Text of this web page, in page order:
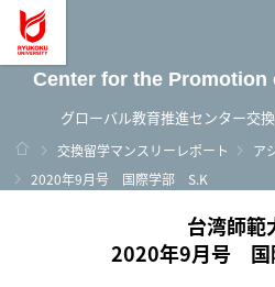
Center for the Promotion
グローバル教育推進センター交
ホーム
交換留学マンスリーレポート ア
2020年9月号 国際学部 S.K
台湾師範
2020年9月号